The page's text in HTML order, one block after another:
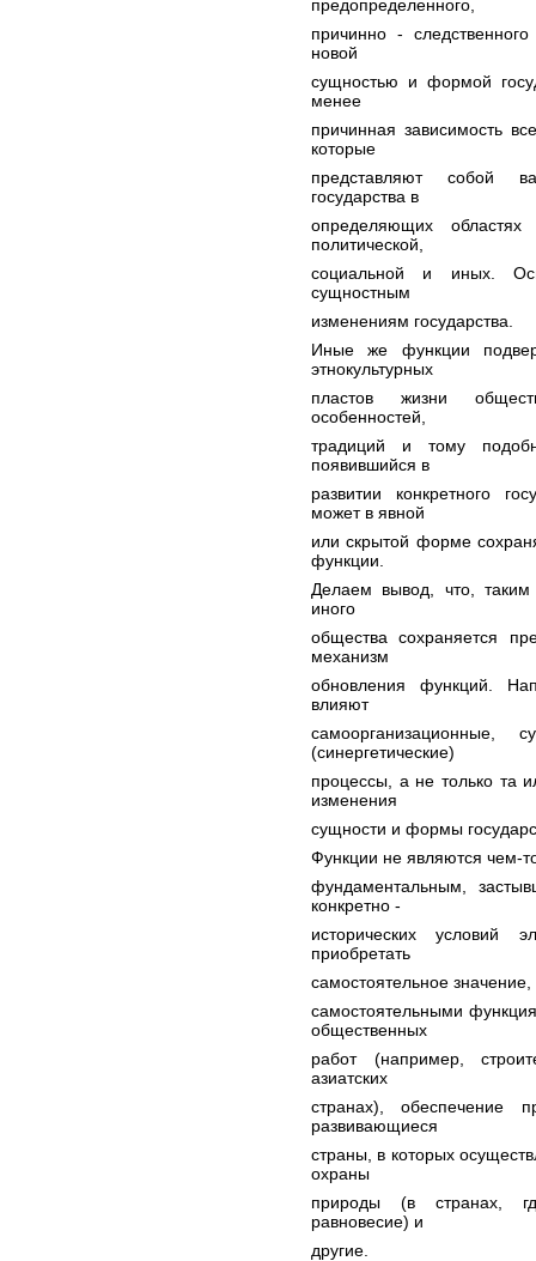
предопределенного,
причинно -
новой
сущностью и формой
менее
причинная зависимость
которые
представляют собой
государства в
определяющих областях
политической,
социальной и иных.
сущностным
изменениям государства.
Иные же функции
этнокультурных
пластов жизни
особенностей,
традиций и тому
появившийся в
развитии конкретного
может в явной
или скрытой форме
функции.
Делаем вывод, что, таким
иного
общества сохраняется
механизм
обновления функций.
влияют
самоорганизационные,
(синергетические)
процессы, а не только та
изменения
сущности и формы
Функции не являются чем-
фундаментальным,
конкретно -
исторических условий
приобретать
самостоятельное
самостоятельными
общественных
работ (например,
азиатских
странах), обеспечение
развивающиеся
страны, в которых
охраны
природы (в странах,
равновесие) и
другие.